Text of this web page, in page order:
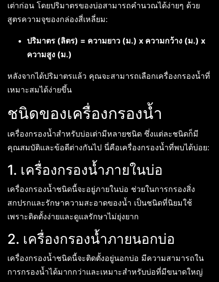
เต่าก่อน โดยปริมาตรของบ่อสามารถคำนวณได้ง่ายๆ ด้วย
สูตรความจุของกล่องสี่เหลี่ยม:
ปริมาตร (ลิตร) = ความยาว (ม.) x ความกว้าง (ม.) x
ความสูง (ม.)
หลังจากได้ปริมาตรแล้ว คุณจะสามารถเลือกเครื่องกรองน้ำที่
เหมาะสมได้ง่ายขึ้น
ชนิดของเครื่องกรองน้ำ
เครื่องกรองน้ำสำหรับบ่อเต่ามีหลายชนิด ซึ่งแต่ละชนิดก็มี
คุณสมบัติและข้อดีต่างกันไป นี่คือเครื่องกรองน้ำที่พบได้บ่อย:
1. เครื่องกรองน้ำภายในบ่อ
เครื่องกรองน้ำชนิดนี้จะอยู่ภายในบ่อ ช่วยในการกรองสิ่ง
สกปรกและรักษาความสะอาดของน้ำ เป็นชนิดที่นิยมใช้
เพราะติดตั้งง่ายและดูแลรักษาไม่ยุ่งยาก
2. เครื่องกรองน้ำภายนอกบ่อ
เครื่องกรองน้ำชนิดนี้จะติดตั้งอยู่นอกบ่อ มีความสามารถใน
การกรองน้ำได้มากกว่าและเหมาะสำหรับบ่อที่มีขนาดใหญ่